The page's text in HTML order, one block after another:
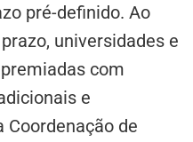
pré-definido. Ao
universidades e
com
e
Coordenação de